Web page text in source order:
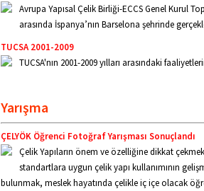
Avrupa Yapısal Çelik Birliği-ECCS Genel Kurul
arasında İspanya’nın Barselona şehrinde
TUCSA 2001-2009
TUCSA'nın 2001-2009 yılları arasındaki
Yarışma
ÇELYÖK Öğrenci Fotoğraf Yarışması Sonuçlandı
Çelik Yapıların önem ve özelliğine dikkat
standartlara uygun çelik yapı kullanımının
bulunmak, meslek hayatında çelikle iç içe olacak